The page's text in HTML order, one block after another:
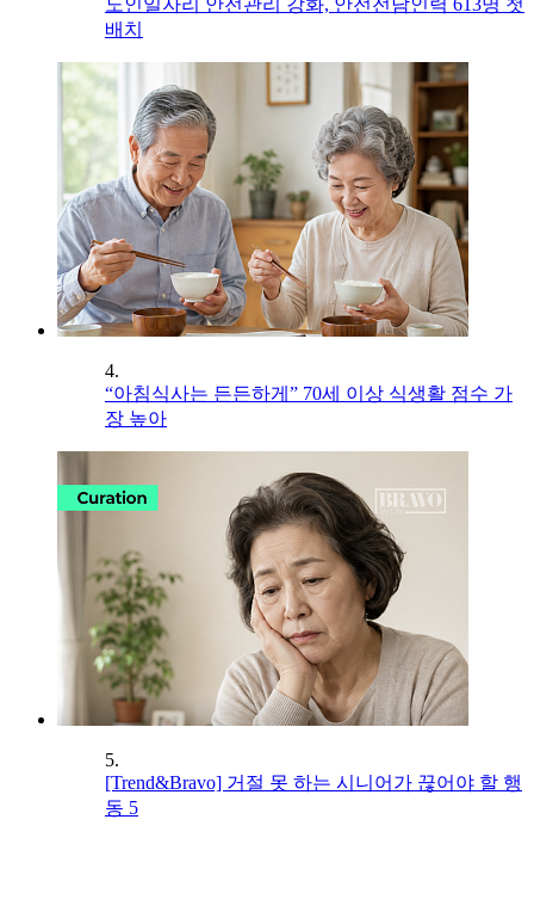
노인일자리 안전관리 강화, 안전전담인력 613명 첫
배치
4.
“아침식사는 든든하게” 70세 이상 식생활 점수 가
장 높아
5.
[Trend&Bravo] 거절 못 하는 시니어가 끊어야 할 행
동 5